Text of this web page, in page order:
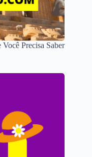
Precisa Saber